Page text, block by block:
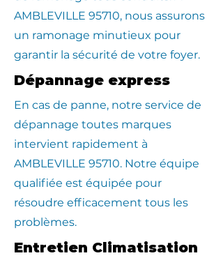
AMBLEVILLE 95710, nous assurons
un ramonage minutieux pour
garantir la sécurité de votre foyer.
Dépannage express
En cas de panne, notre service de
dépannage toutes marques
intervient rapidement à
AMBLEVILLE 95710. Notre équipe
qualifiée est équipée pour
résoudre efficacement tous les
problèmes.
Entretien Climatisation